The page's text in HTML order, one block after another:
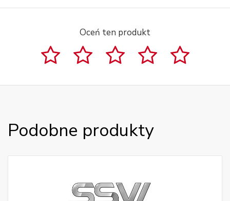
Oceń ten produkt
Podobne produkty